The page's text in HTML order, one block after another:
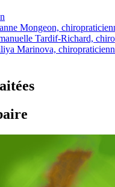
Mongeon,
Tardif-Richard,
Marinova,